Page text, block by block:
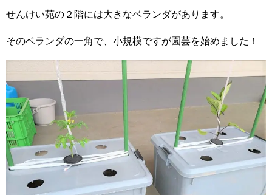
せんけい苑の２階には大きなベランダがあります。
そのベランダの一角で、小規模ですが園芸を始めました！